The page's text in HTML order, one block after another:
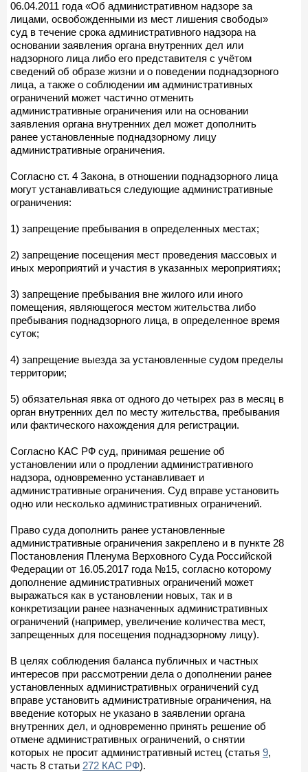
06.04.2011 года «Об административном надзоре за
лицами, освобожденными из мест лишения свободы»
суд в течение срока административного надзора на
основании заявления органа внутренних дел или
надзорного лица либо его представителя с учётом
сведений об образе жизни и о поведении поднадзорного
лица, а также о соблюдении им административных
ограничений может частично отменить
административные ограничения или на основании
заявления органа внутренних дел может дополнить
ранее установленные поднадзорному лицу
административные ограничения.
Согласно ст. 4 Закона, в отношении поднадзорного лица
могут устанавливаться следующие административные
ограничения:
1) запрещение пребывания в определенных местах;
2) запрещение посещения мест проведения массовых и
иных мероприятий и участия в указанных мероприятиях;
3) запрещение пребывания вне жилого или иного
помещения, являющегося местом жительства либо
пребывания поднадзорного лица, в определенное время
суток;
4) запрещение выезда за установленные судом пределы
территории;
5) обязательная явка от одного до четырех раз в месяц в
орган внутренних дел по месту жительства, пребывания
или фактического нахождения для регистрации.
Согласно КАС РФ суд, принимая решение об
установлении или о продлении административного
надзора, одновременно устанавливает и
административные ограничения. Суд вправе установить
одно или несколько административных ограничений.
Право суда дополнить ранее установленные
административные ограничения закреплено и в пункте 28
Постановления Пленума Верховного Суда Российской
Федерации от 16.05.2017 года №15, согласно которому
дополнение административных ограничений может
выражаться как в установлении новых, так и в
конкретизации ранее назначенных административных
ограничений (например, увеличение количества мест,
запрещенных для посещения поднадзорному лицу).
В целях соблюдения баланса публичных и частных
интересов при рассмотрении дела о дополнении ранее
установленных административных ограничений суд
вправе установить административные ограничения, на
введение которых не указано в заявлении органа
внутренних дел, и одновременно принять решение об
отмене административных ограничений, о снятии
которых не просит административный истец (статья 9,
часть 8 статьи 272 КАС РФ).